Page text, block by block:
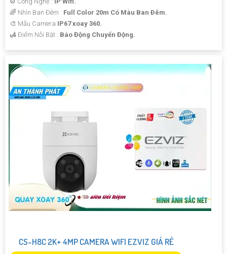
🌈 Nhìn Ban Đêm : Full Color 20m Có Màu Ban Ðêm.
🎨 Mẫu Camera IP67 xoay 360.
️🛃 Điểm Nỗi Bật : Báo Động Chuyển Động.
CS-H8C 2K+ 4MP CAMERA WIFI EZVIZ GIÁ RẺ